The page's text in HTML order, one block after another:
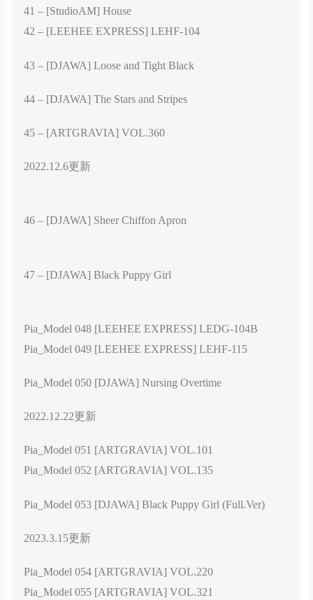
41 – [StudioAM] House
42 – [LEEHEE EXPRESS] LEHF-104
43 – [DJAWA] Loose and Tight Black
44 – [DJAWA] The Stars and Stripes
45 – [ARTGRAVIA] VOL.360
2022.12.6更新
46 – [DJAWA] Sheer Chiffon Apron
47 – [DJAWA] Black Puppy Girl
Pia_Model 048 [LEEHEE EXPRESS] LEDG-104B
Pia_Model 049 [LEEHEE EXPRESS] LEHF-115
Pia_Model 050 [DJAWA] Nursing Overtime
2022.12.22更新
Pia_Model 051 [ARTGRAVIA] VOL.101
Pia_Model 052 [ARTGRAVIA] VOL.135
Pia_Model 053 [DJAWA] Black Puppy Girl (Full.Ver)
2023.3.15更新
Pia_Model 054 [ARTGRAVIA] VOL.220
Pia_Model 055 [ARTGRAVIA] VOL.321